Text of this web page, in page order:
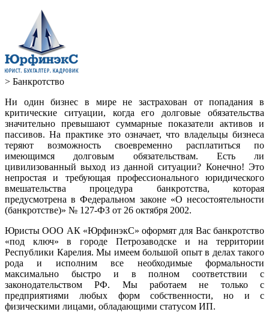
> Банкротство
Ни один бизнес в мире не застрахован от попадания в
критические ситуации, когда его долговые обязательства
значительно превышают суммарные показатели активов и
пассивов. На практике это означает, что владельцы бизнеса
теряют возможность своевременно расплатиться по
имеющимся долговым обязательствам. Есть ли
цивилизованный выход из данной ситуации? Конечно! Это
непростая и требующая профессионального юридического
вмешательства процедура банкротства, которая
предусмотрена в Федеральном законе «О несостоятельности
(банкротстве)» № 127-ФЗ от 26 октября 2002.
Юристы ООО АК «ЮрфинэкС» оформят для Вас банкротство
«под ключ» в городе Петрозаводске и на территории
Республики Карелия. Мы имеем большой опыт в делах такого
рода и исполним все необходимые формальности
максимально быстро и в полном соответствии с
законодательством РФ. Мы работаем не только с
предприятиями любых форм собственности, но и с
физическими лицами, обладающими статусом ИП.